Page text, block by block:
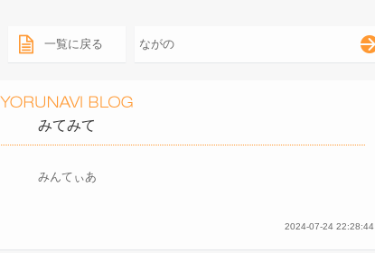
一覧に戻る ながの
みてみて
みんてぃあ
2024-07-24 22:28:44